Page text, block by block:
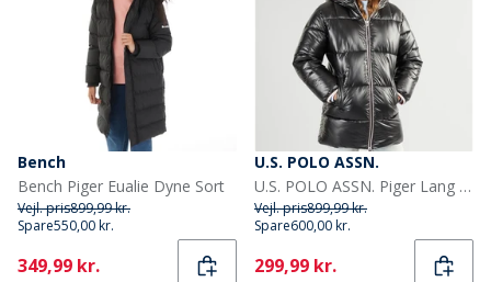
Bench
Bench Piger Eualie Dyne Sort
Vejl. pris899,99 kr.
Spare550,00 kr.
Current
349,99 kr.
U.S. POLO ASSN.
U.S. POLO ASSN. Piger Lang Vatteret Jakke Sort
Vejl. pris899,99 kr.
Spare600,00 kr.
Current
299,99 kr.